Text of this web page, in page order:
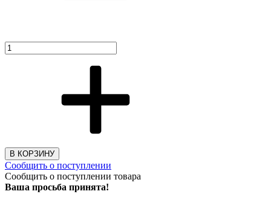
В КОРЗИНУ
Сообщить о поступлении
Сообщить о поступлении товара
Ваша просьба принята!